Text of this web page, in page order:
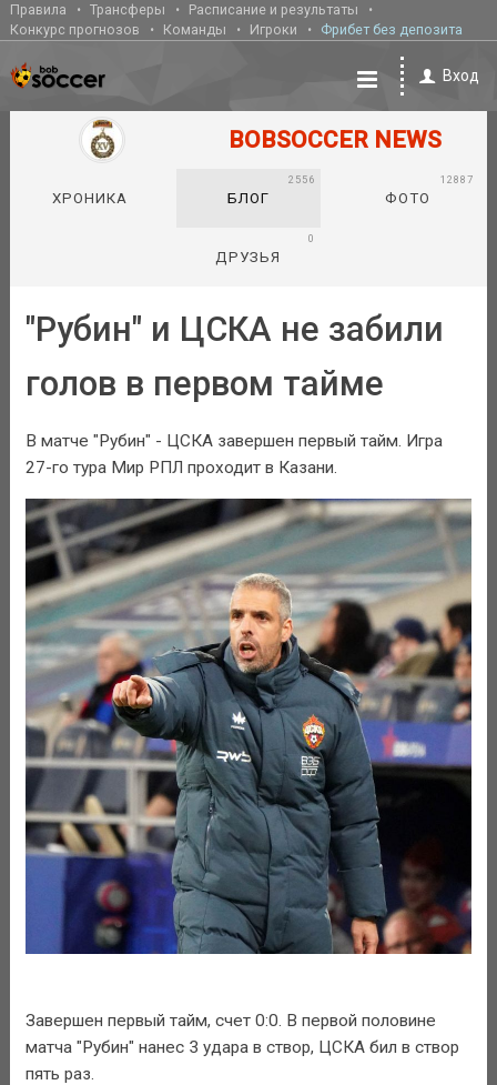
Правила Трансферы
Расписание и результаты
Конкурс прогнозов
Команды Игроки Фрибет без депозита
Вход
BOBSOCCER NEWS
ХРОНИКА БЛОГ
2556
ФОТО
12887
ДРУЗЬЯ
0
"Рубин" и ЦСКА не забили
голов в первом тайме
В матче "Рубин" - ЦСКА завершен первый тайм. Игра
27-го тура Мир РПЛ проходит в Казани.
Завершен первый тайм, счет 0:0. В первой половине
матча "Рубин" нанес 3 удара в створ, ЦСКА бил в створ
пять раз.